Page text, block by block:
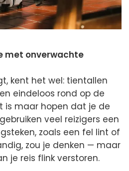
met onverwachte
kent het wel: tientallen
eindeloos rond op de
is maar hopen dat je de
veel reizigers een
zoals een fel lint of
zou je denken — maar
je reis flink verstoren.